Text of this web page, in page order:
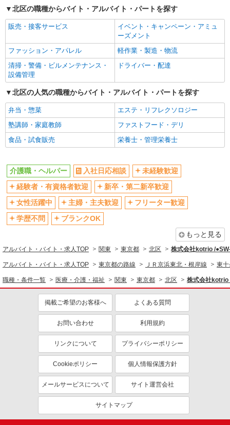
入社日応相談
未経験歓迎
経験者・有資格者歓迎
新卒・第二新卒歓迎
主婦・主夫歓迎
フリーター歓迎
学歴不問
ブランクOK
ミドル（40代～）活躍中
エルダー（50代～）活躍中
高収入・高額
ボーナス・賞与あり
昇給あり
完全週休2日制
フルタイム歓迎
禁煙・分煙
駅直結・駅チカ
車通勤OK
残業少なめ（月20h未満）
交通費支給
社会保険あり
産休・育休取得実績あり
退職金・財形貯蓄制度あり
各種手当（家族・役職・インセン
ティブなど）あり
制服貸与
同じ職種から求人を探す
介護職・ヘルパー
同じ特徴から求人を探す
ミドル（40代～）活躍中
ボーナス・賞与あり
交通費支給
社会保険あり
産休・育休取得実績あり
北区の職種からバイト・アルバイト・パートを探す
販売・接客サービス
イベント・キャンペーン・アミュ
ーズメント
ファッション・アパレル
軽作業・製造・物流
清掃・警備・ビルメンテナンス・
設備管理
ドライバー・配達
北区の人気の職種からバイト・アルバイト・パートを探す
弁当・惣菜
エステ・リフレクソロジー
塾講師・家庭教師
ファストフード・デリ
食品・試食販売
栄養士・管理栄養士
介護職・ヘルパー 入社日応相談
未経験歓迎
経験者・有資格者歓迎
新卒・第二新卒歓迎
女性活躍中
主婦・主夫歓迎
フリーター歓迎
学歴不問
ブランクOK
もっと見る
アルバイト・バイト・求人TOP 関東 東京都 北区 株式会社kotrio /
アルバイト・バイト・求人TOP 東京都の路線 ＪＲ京浜東北・根岸線 東
職種・条件一覧 医療・介護・福祉 関東 東京都 北区 株式会社kotrio
掲載ご希望のお客様へ よくある質問
お問い合わせ 利用規約
リンクについて プライバシーポリシー
Cookieポリシー 個人情報保護方針
メールサービスについて サイト運営会社
サイトマップ